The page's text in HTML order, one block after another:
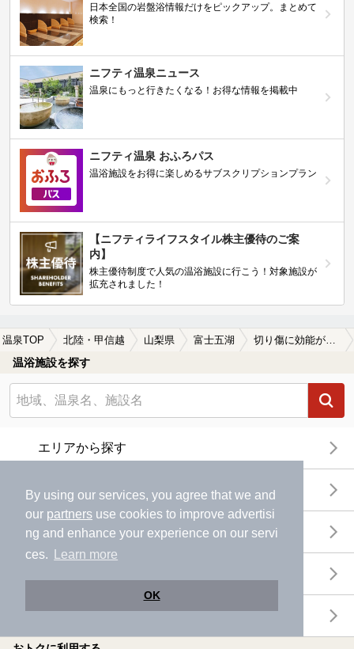
By using our services, you agree that we and
our partners use cookies to improve advertisi
ng and enhance your experience on our servi
ces.
Learn more
OK
日本全国の岩盤浴情報だけをピックアップ。まとめて
検索！
ニフティ温泉ニュース
温泉にもっと行きたくなる！お得な情報を掲載中
ニフティ温泉 おふろパス
温浴施設をお得に楽しめるサブスクリプションプラン
【ニフティライフスタイル株主優待のご案
内】
株主優待制度で人気の温浴施設に行こう！対象施設が
拡充されました！
温泉TOP 北陸・甲信越 山梨県 富士五湖 切り傷に効能がある富士五湖の温泉、日帰り温泉、スーパー銭湯おすすめ
温浴施設を探す
エリアから探す
地図から探す
特徴から探す
関連キーワードから探す